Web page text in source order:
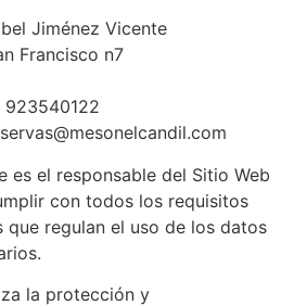
Jiménez Vicente
Francisco n7
es el responsable del Sitio Web
con todos los requisitos
que regulan el uso de los datos
la protección y